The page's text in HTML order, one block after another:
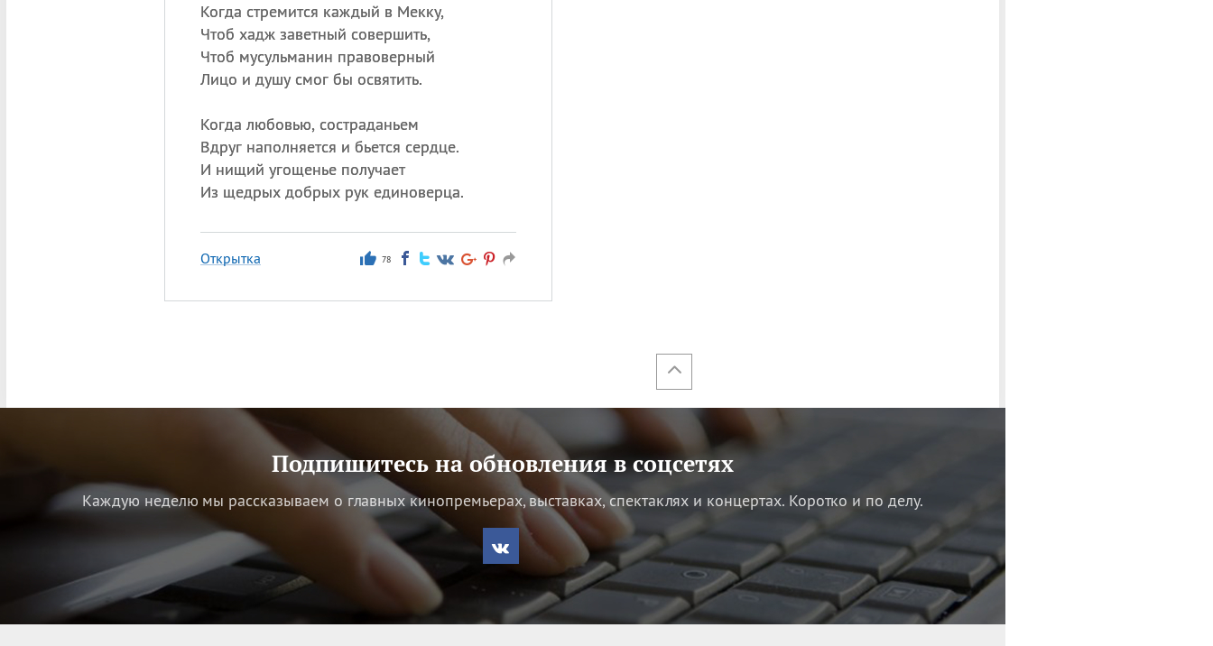
Когда стремится каждый в Мекку,
Чтоб хадж заветный совершить,
Чтоб мусульманин правоверный
Лицо и душу смог бы освятить.
Когда любовью, состраданьем
Вдруг наполняется и бьется сердце.
И нищий угощенье получает
Из щедрых добрых рук единоверца.
Открытка 78
Подпишитесь на обновления в соцсетях
Каждую неделю мы рассказываем о главных кинопремьерах, выставках, спектаклях и концертах. Коротко и по делу.